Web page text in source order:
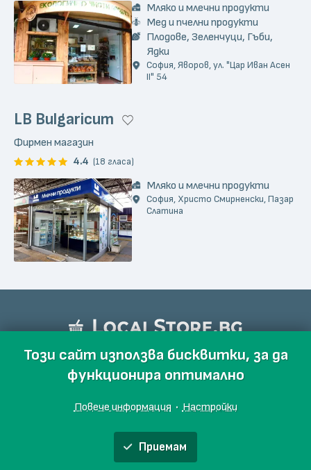
Мляко и млечни продукти
Мед и пчелни продукти
Плодове, Зеленчуци, Гъби,
Ядки
София, Яворов, ул. "Цар Иван Асен
II" 54
LB Bulgaricum
Фирмен магазин
4.4 (18 гласа)
Мляко и млечни продукти
София, Христо Смирненски, Пазар
Слатина
Този сайт използва бисквитки, за да
функционира оптимално
Повече информация · Настройки
Приемам